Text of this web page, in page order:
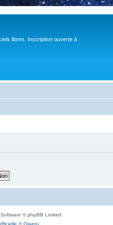
libres. Inscription ouverte à
© phpBB Limited
©Qiaeru